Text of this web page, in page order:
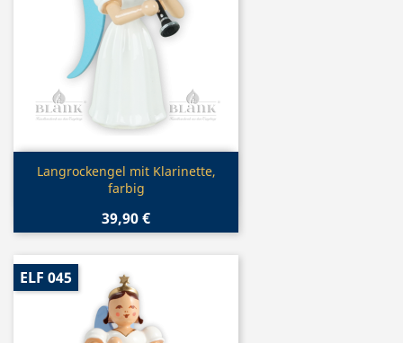
Vorschau
Langrockengel mit Klarinette,
farbig
39,90 €
ELF 045